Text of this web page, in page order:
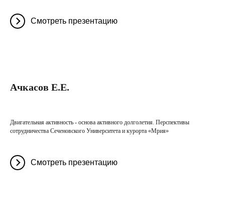
Смотреть презентацию
Ачкасов Е.Е.
Двигательная активность - основа активного долголетия. Перспективы
сотрудничества Сеченовского Университета и курорта «Мрия»
Смотреть презентацию